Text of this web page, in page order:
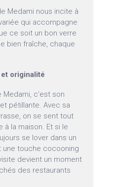
Medami nous incite à
qui accompagne
ce soit un bon verre
bien fraîche, chaque
originalité
c’est son
pétillante. Avec sa
on se sent tout
à la maison. Et si le
se lover dans un
une touche cocooning
devient un moment
des restaurants